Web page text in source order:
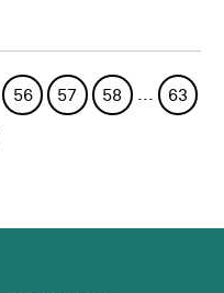
56 57 58 ... 63
sida